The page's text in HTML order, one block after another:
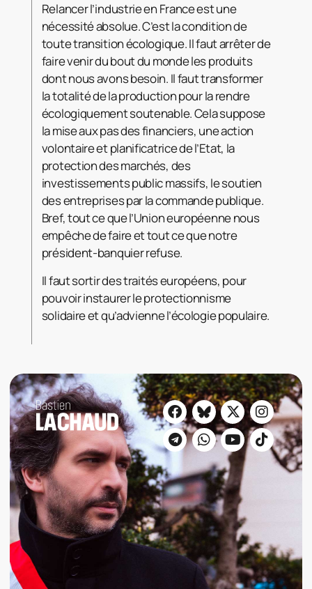
Relancer l’industrie en France est une
nécessité absolue. C’est la condition de
toute transition écologique. Il faut arrêter de
faire venir du bout du monde les produits
dont nous avons besoin. Il faut transformer
la totalité de la production pour la rendre
écologiquement soutenable. Cela suppose
la mise aux pas des financiers, une action
volontaire et planificatrice de l’Etat, la
protection des marchés, des
investissements public massifs, le soutien
des entreprises par la commande publique.
Bref, tout ce que l’Union européenne nous
empêche de faire et tout ce que notre
président-banquier refuse.
Il faut sortir des traités européens, pour
pouvoir instaurer le protectionnisme
solidaire et qu’advienne l’écologie populaire.